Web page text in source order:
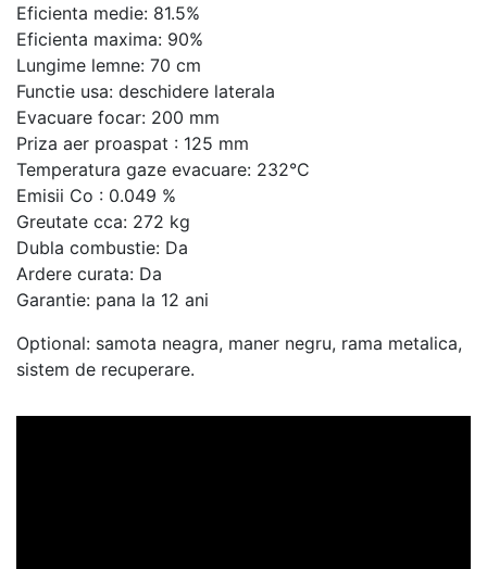
Eficienta medie: 81.5%
Eficienta maxima: 90%
Lungime lemne: 70 cm
Functie usa: deschidere laterala
Evacuare focar: 200 mm
Priza aer proaspat : 125 mm
Temperatura gaze evacuare: 232°C
Emisii Co : 0.049 %
Greutate cca: 272 kg
Dubla combustie: Da
Ardere curata: Da
Garantie: pana la 12 ani
Optional: samota neagra, maner negru, rama metalica,
sistem de recuperare.